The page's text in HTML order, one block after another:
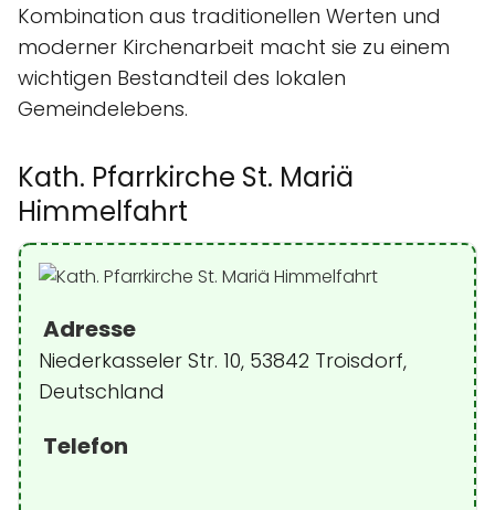
Kombination aus traditionellen Werten und
moderner Kirchenarbeit macht sie zu einem
wichtigen Bestandteil des lokalen
Gemeindelebens.
Kath. Pfarrkirche St. Mariä
Himmelfahrt
Adresse
Niederkasseler Str. 10, 53842 Troisdorf,
Deutschland
Telefon